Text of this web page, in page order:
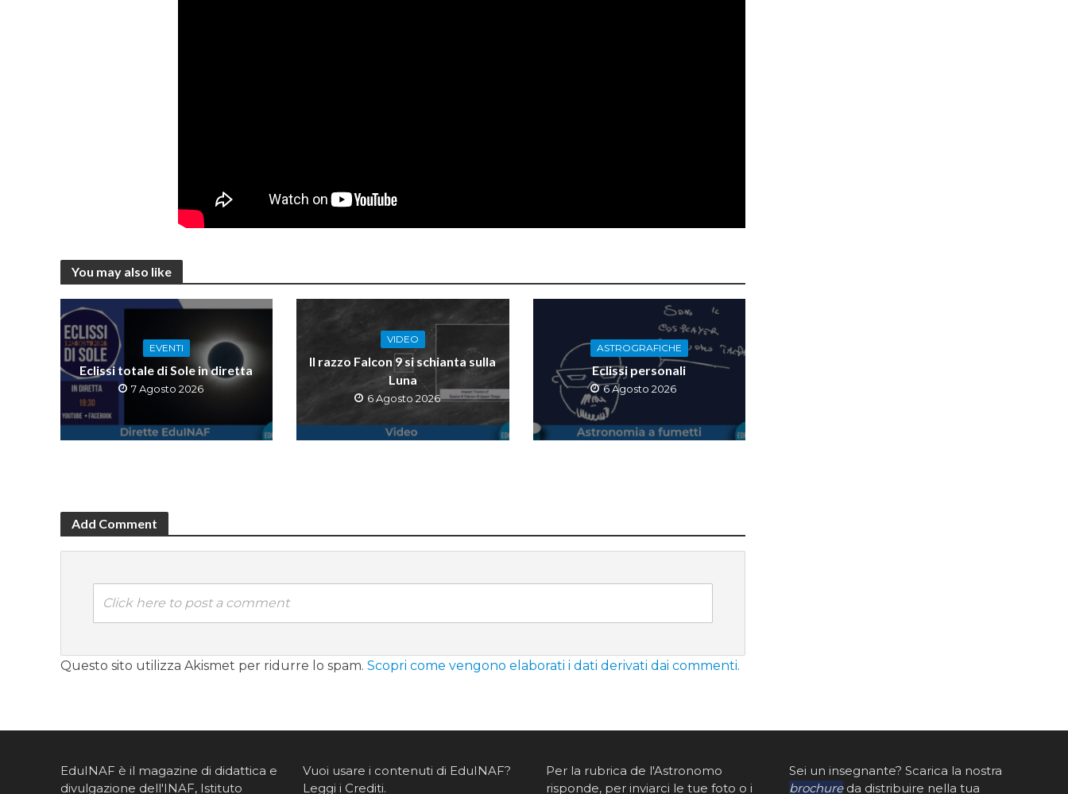
You may also like
EVENTI
Eclissi totale di Sole in diretta
7 Agosto 2026
VIDEO
Il razzo Falcon 9 si schianta sulla
Luna
6 Agosto 2026
ASTROGRAFICHE
Eclissi personali
6 Agosto 2026
Add Comment
Click here to post a comment
Questo sito utilizza Akismet per ridurre lo spam. Scopri come vengono elaborati i dati derivati dai commenti.
EduINAF è il magazine di didattica e
divulgazione dell'INAF, Istituto
Vuoi usare i contenuti di EduINAF?
Leggi i Crediti.
Per la rubrica de l'Astronomo
risponde, per inviarci le tue foto o i
Sei un insegnante? Scarica la nostra
brochureda distribuire nella tua